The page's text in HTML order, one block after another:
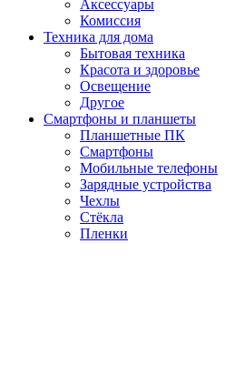
Аксессуары
Комиссия
Техника для дома
Бытовая техника
Красота и здоровье
Освещение
Другое
Смартфоны и планшеты
Планшетные ПК
Смартфоны
Мобильные телефоны
Зарядные устройства
Чехлы
Стёкла
Пленки